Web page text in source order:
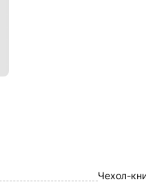
Чехол-